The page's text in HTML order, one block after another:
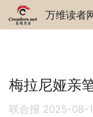
万维读者
梅拉尼娅亲
联合报 2025-08-